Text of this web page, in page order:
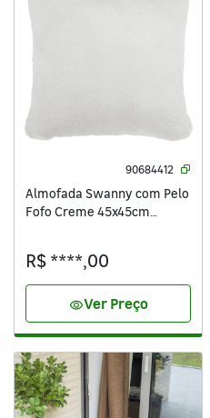
90684412
Almofada Swanny com Pelo
Fofo Creme 45x45cm
R$ ****,00
visibilityVer Preço